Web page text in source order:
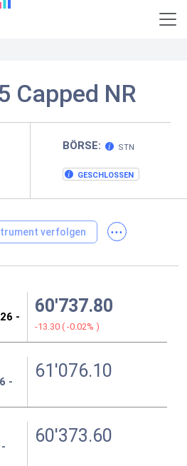
Capped NR
BÖRSE: STN
GESCHLOSSEN
verfolgen ...
60'737.80
-13.30 ( -0.02% )
61'076.10
60'373.60